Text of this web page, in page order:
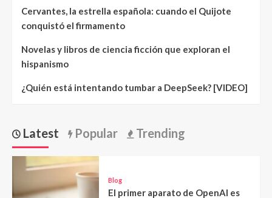
Cervantes, la estrella española: cuando el Quijote
conquistó el firmamento
Novelas y libros de ciencia ficción que exploran el
hispanismo
¿Quién está intentando tumbar a DeepSeek? [VIDEO]
Latest Popular Trending
Blog
El primer aparato de OpenAI es